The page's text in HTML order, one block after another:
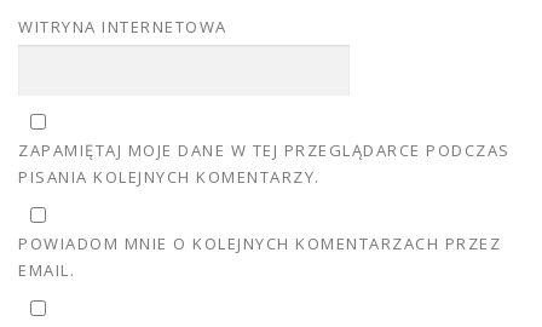
WITRYNA INTERNETOWA
ZAPAMIĘTAJ MOJE DANE W TEJ PRZEGLĄDARCE PODCZAS
PISANIA KOLEJNYCH KOMENTARZY.
POWIADOM MNIE O KOLEJNYCH KOMENTARZACH PRZEZ
EMAIL.